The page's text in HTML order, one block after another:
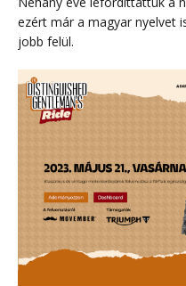
ezért már a magyar nyelvet
jobb felül.